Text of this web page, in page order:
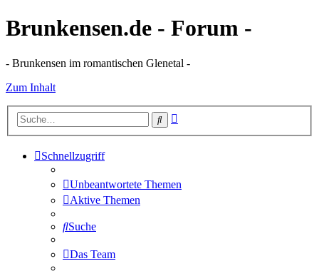
Brunkensen.de - Forum -
- Brunkensen im romantischen Glenetal -
Zum Inhalt
Suche
Schnellzugriff
Unbeantwortete Themen
Aktive Themen
Suche
Das Team